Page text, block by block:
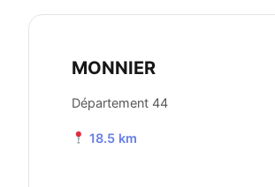
MONNIER
Département 44
18.5 km